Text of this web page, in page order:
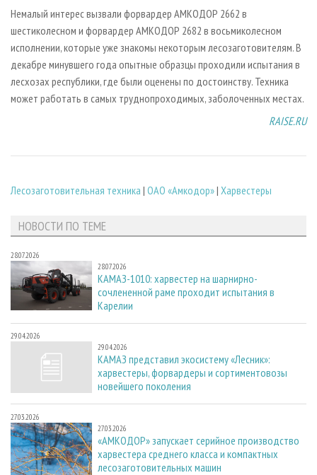
Немалый интерес вызвали форвардер АМКОДОР 2662 в
шестиколесном и форвардер АМКОДОР 2682 в восьмиколесном
исполнении, которые уже знакомы некоторым лесозаготовителям. В
декабре минувшего года опытные образцы проходили испытания в
лесхозах республики, где были оценены по достоинству. Техника
может работать в самых труднопроходимых, заболоченных местах.
RAISE.RU
Лесозаготовительная техника | ОАО «Амкодор»| Харвестеры
НОВОСТИ ПО ТЕМЕ
28.07.2026
28.07.2026
КАМАЗ-1010: харвестер на шарнирно-
сочлененной раме проходит испытания в
Карелии
29.04.2026
29.04.2026
КАМАЗ представил экосистему «Лесник»:
харвестеры, форвардеры и сортиментовозы
новейшего поколения
27.03.2026
27.03.2026
«АМКОДОР» запускает серийное производство
харвестера среднего класса и компактных
лесозаготовительных машин